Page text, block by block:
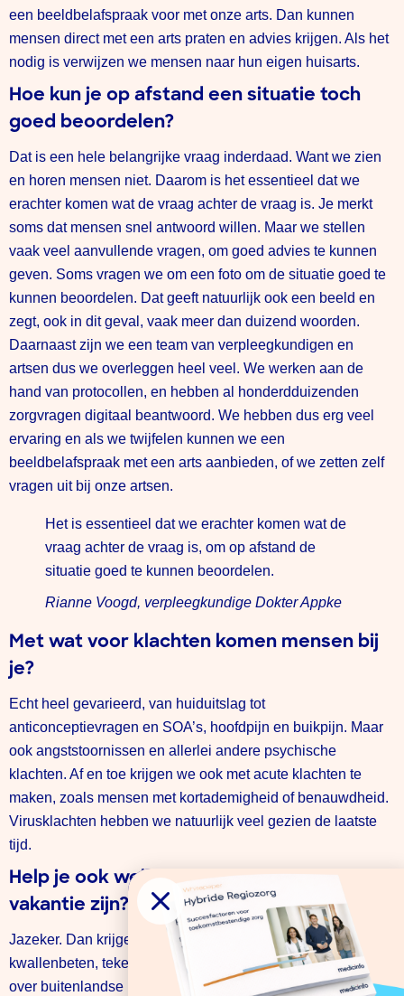
een beeldbelafspraak voor met onze arts. Dan kunnen
mensen direct met een arts praten en advies krijgen. Als het
nodig is verwijzen we mensen naar hun eigen huisarts.
Hoe kun je op afstand een situatie toch
goed beoordelen?
Dat is een hele belangrijke vraag inderdaad. Want we zien
en horen mensen niet. Daarom is het essentieel dat we
erachter komen wat de vraag achter de vraag is. Je merkt
soms dat mensen snel antwoord willen. Maar we stellen
vaak veel aanvullende vragen, om goed advies te kunnen
geven. Soms vragen we om een foto om de situatie goed te
kunnen beoordelen. Dat geeft natuurlijk ook een beeld en
zegt, ook in dit geval, vaak meer dan duizend woorden.
Daarnaast zijn we een team van verpleegkundigen en
artsen dus we overleggen heel veel. We werken aan de
hand van protocollen, en hebben al honderdduizenden
zorgvragen digitaal beantwoord. We hebben dus erg veel
ervaring en als we twijfelen kunnen we een
beeldbelafspraak met een arts aanbieden, of we zetten zelf
vragen uit bij onze artsen.
Het is essentieel dat we erachter komen wat de
vraag achter de vraag is, om op afstand de
situatie goed te kunnen beoordelen.
Rianne Voogd, verpleegkundige Dokter Appke
Met wat voor klachten komen mensen bij
je?
Echt heel gevarieerd, van huiduitslag tot
anticonceptievragen en SOA’s, hoofdpijn en buikpijn. Maar
ook angststoornissen en allerlei andere psychische
klachten. Af en toe krijgen we ook met acute klachten te
maken, zoals mensen met kortademigheid of benauwdheid.
Virusklachten hebben we natuurlijk veel gezien de laatste
tijd.
Help je ook wel eens mensen die op
vakantie zijn?
Jazeker. Dan krijgen we bijvoorbeeld vragen over
kwallenbeten, teken, huiduitslag en wondjes. Ook vragen
over buitenlandse medicijnen komen wel eens binnen. Ons